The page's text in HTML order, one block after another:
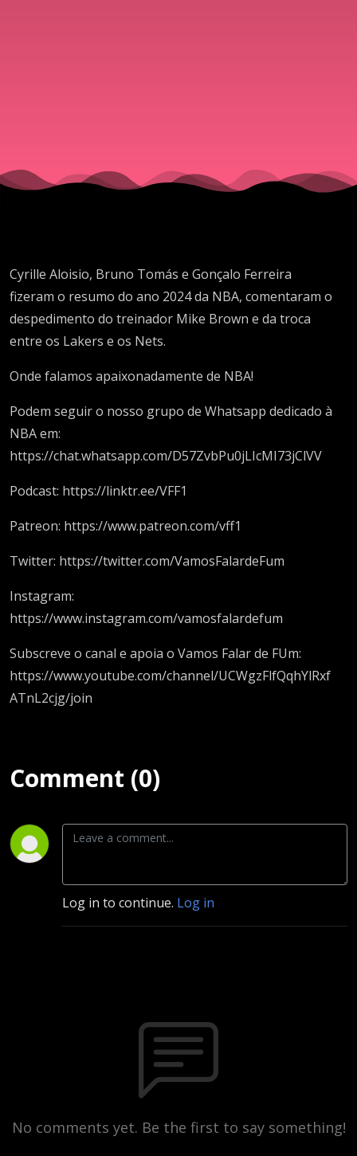
Cyrille Aloisio, Bruno Tomás e Gonçalo Ferreira
fizeram o resumo do ano 2024 da NBA, comentaram o
despedimento do treinador Mike Brown e da troca
entre os Lakers e os Nets.
Onde falamos apaixonadamente de NBA!
Podem seguir o nosso grupo de Whatsapp dedicado à
NBA em:
https://chat.whatsapp.com/D57ZvbPu0jLIcMI73jClVV
Podcast: https://linktr.ee/VFF1
Patreon: https://www.patreon.com/vff1
Twitter: https://twitter.com/VamosFalardeFum
Instagram:
https://www.instagram.com/vamosfalardefum
Subscreve o canal e apoia o Vamos Falar de FUm:
https://www.youtube.com/channel/UCWgzFlfQqhYlRxf
ATnL2cjg/join
Comment (0)
Log in to continue. Log in
No comments yet. Be the first to say something!